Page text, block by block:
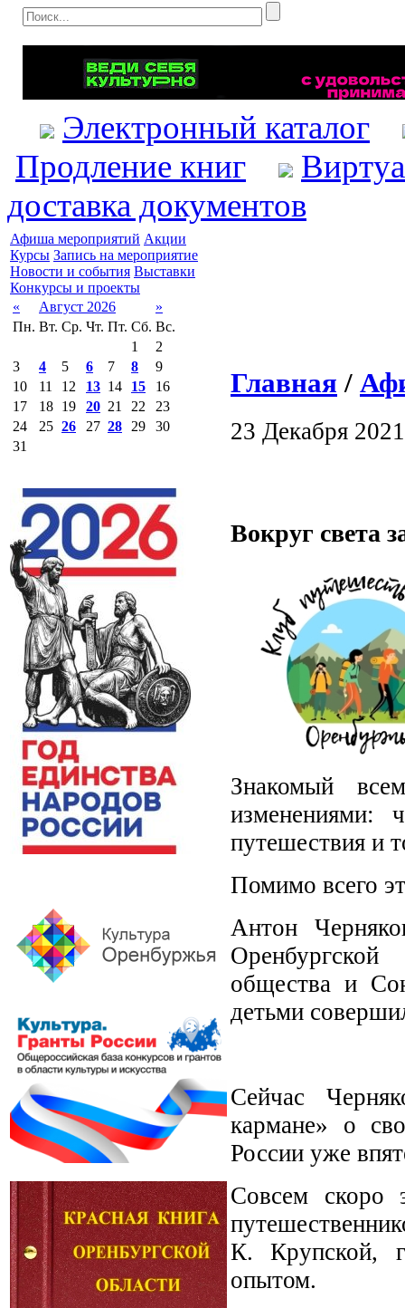
Электронный каталог
Продление книг
доставка документов
Афиша мероприятий Акции
Курсы Запись на мероприятие
Новости и события Выставки
Конкурсы и проекты
«
Август 2026
»
Пн. Вт. Ср. Чт. Пт. Сб. Вс.
1
2
3
4 5 6 7 8
9
10
11 12 13 14 15
16
17
18 19 20 21 22
23
24
25 26 27 28 29
30
31
Главная /
23 Декабря 2021
Вокруг света
Знакомый
изменениями:
путешествия и
Помимо всего
Антон
общества и
детьми
Сейчас
кармане» о
России уже
Совсем скоро
К. Крупской,
опытом.